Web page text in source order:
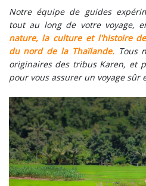
Notre équipe de guides
tout au long de votre voyage,
nature, la culture et l'histoire
du nord de la Thaïlande.Tous
originaires des tribus Karen, et
pour vous assurer un voyage sûr